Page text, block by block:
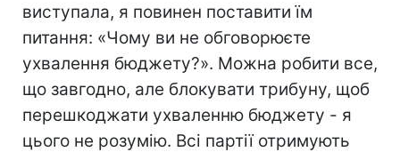
виступала, я повинен поставити їм
питання: «Чому ви не обговорюєте
ухвалення бюджету?». Можна робити все,
що завгодно, але блокувати трибуну, щоб
перешкоджати ухваленню бюджету - я
цього не розумію. Всі партії отримують